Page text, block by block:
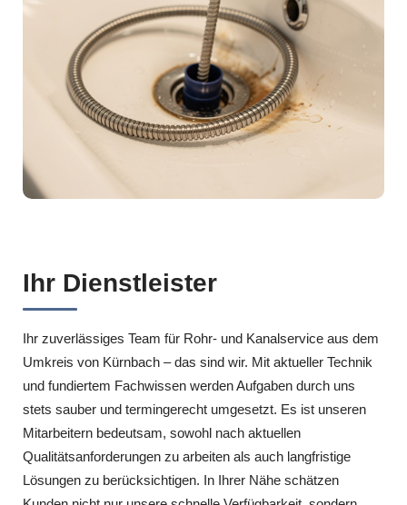
Ihr Dienstleister
Ihr zuverlässiges Team für Rohr- und Kanalservice aus dem
Umkreis von Kürnbach – das sind wir. Mit aktueller Technik
und fundiertem Fachwissen werden Aufgaben durch uns
stets sauber und termingerecht umgesetzt. Es ist unseren
Mitarbeitern bedeutsam, sowohl nach aktuellen
Qualitätsanforderungen zu arbeiten als auch langfristige
Lösungen zu berücksichtigen. In Ihrer Nähe schätzen